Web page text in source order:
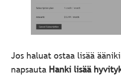
Jos haluat ostaa lisää
napsauta Hanki lisää